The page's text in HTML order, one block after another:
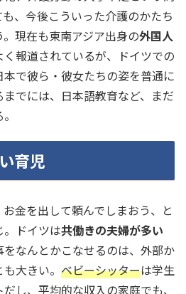
、今後こういった介護のかたち
現在も東南アジア出身の外国人
く報道されているが、ドイツでの
で彼ら・彼女たちの姿を普通に
でには、日本語教育など、まだ
育児
金を出して頼んでしまおう、と
ドイツは共働きの夫婦が多い
なんとかこなせるのは、外部か
大きい。 ベビーシッターは学生
し、平均的な収入の家庭でも、